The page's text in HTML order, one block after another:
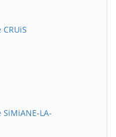
LA-